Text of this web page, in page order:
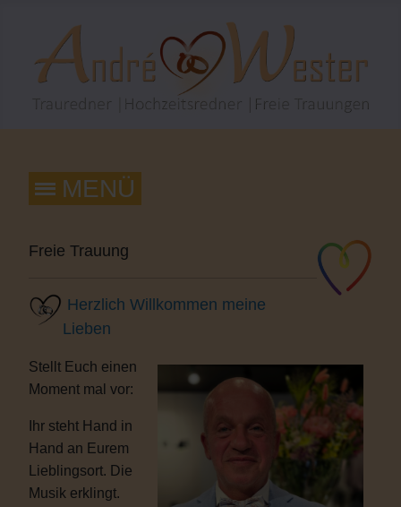
Freie Trauung
Herzlich Willkommen meine
Lieben
Stellt Euch einen
Moment mal vor:
Ihr steht Hand in
Hand an Eurem
Lieblingsort. Die
Musik erklingt.